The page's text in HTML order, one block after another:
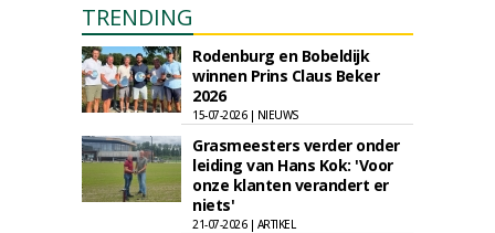
TRENDING
Rodenburg en Bobeldijk
winnen Prins Claus Beker
2026
15-07-2026 | NIEUWS
Grasmeesters verder onder
leiding van Hans Kok: 'Voor
onze klanten verandert er
niets'
21-07-2026 | ARTIKEL